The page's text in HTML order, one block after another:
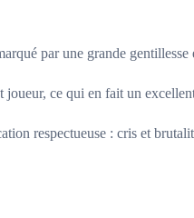
par une grande
ce qui en fait un
respectueuse : cris et